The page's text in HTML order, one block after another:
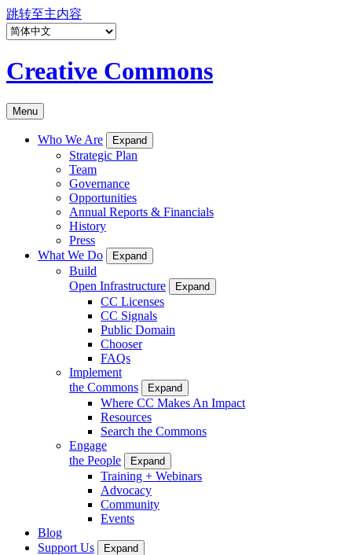
跳转至主内容
Creative Commons
Menu
Who We Are Expand
Strategic Plan
Team
Governance
Opportunities
Annual Reports & Financials
History
Press
What We Do
Expand
Build
Open Infrastructure
Expand
CC Licenses
CC Signals
Public Domain
Chooser
FAQs
Implement
the Commons
Expand
Where CC Makes An Impact
Resources
Search the Commons
Engage
the People
Expand
Training + Webinars
Advocacy
Community
Events
Blog
Support Us
Expand